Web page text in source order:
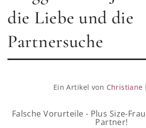
die Liebe und die
Partnersuche
Ein Artikel von Christiane
Falsche Vorurteile - Plus Size-
Partner!